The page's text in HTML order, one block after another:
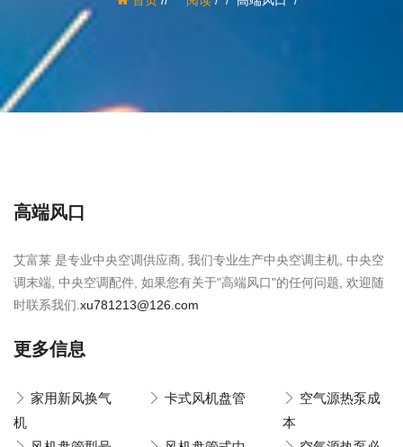
高端风口
艾富莱 是专业中央空调供应商, 我们专业生产中央空调主机, 中央空
调末端, 中央空调配件, 如果您有关于"高端风口"的任何问题, 欢迎随
时联系我们. xu781213@126.com
更多信息
家用新风换气
机
卡式风机盘管
空气源热泵成
本